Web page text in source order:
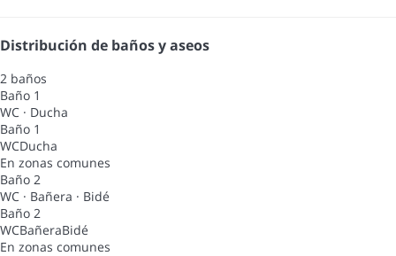
Distribución de baños y aseos
2 baños
Baño 1
WC · Ducha
Baño 1
WCDucha
En zonas comunes
Baño 2
WC · Bañera · Bidé
Baño 2
WCBañeraBidé
En zonas comunes